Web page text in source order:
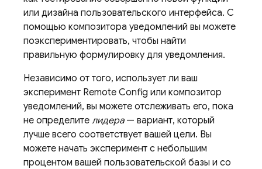
или дизайна пользовательского интерфейса. С
помощью композитора уведомлений вы можете
поэкспериментировать, чтобы найти
правильную формулировку для уведомления.
Независимо от того, использует ли ваш
эксперимент Remote Config или композитор
уведомлений, вы можете отслеживать его, пока
не определите лидера— вариант, который
лучше всего соответствует вашей цели. Вы
можете начать эксперимент с небольшим
процентом вашей пользовательской базы и со